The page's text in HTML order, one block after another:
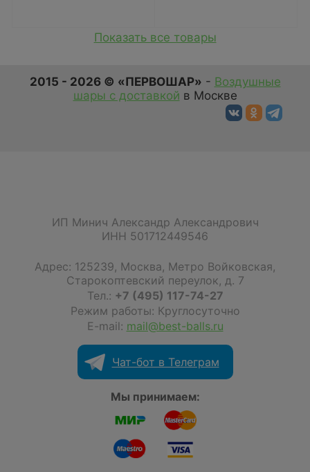
Показать все товары
2015 - 2026 © «ПЕРВОШАР» - Воздушные
шары с доставкой в Москве
ИП Минич Александр Александрович
ИНН 501712449546
Адрес: 125239, Москва, Метро Войковская,
Старокоптевский переулок, д. 7
Тел.: +7 (495) 117-74-27
Режим работы: Круглосуточно
E-mail: mail@best-balls.ru
Чат-бот в Телеграм
Мы принимаем: